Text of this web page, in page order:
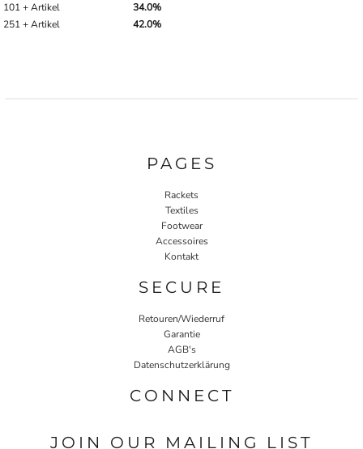
101 + Artikel
34.0%
251 + Artikel
42.0%
PAGES
Rackets
Textiles
Footwear
Accessoires
Kontakt
SECURE
Retouren/Wiederruf
Garantie
AGB's
Datenschutzerklärung
CONNECT
JOIN OUR MAILING LIST